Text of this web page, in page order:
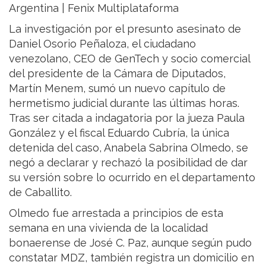
Argentina | Fenix Multiplataforma
La investigación por el presunto asesinato de
Daniel Osorio Peñaloza, el ciudadano
venezolano, CEO de GenTech y socio comercial
del presidente de la Cámara de Diputados,
Martín Menem, sumó un nuevo capítulo de
hermetismo judicial durante las últimas horas.
Tras ser citada a indagatoria por la jueza Paula
González y el fiscal Eduardo Cubría, la única
detenida del caso, Anabela Sabrina Olmedo, se
negó a declarar y rechazó la posibilidad de dar
su versión sobre lo ocurrido en el departamento
de Caballito.
Olmedo fue arrestada a principios de esta
semana en una vivienda de la localidad
bonaerense de José C. Paz, aunque según pudo
constatar MDZ, también registra un domicilio en